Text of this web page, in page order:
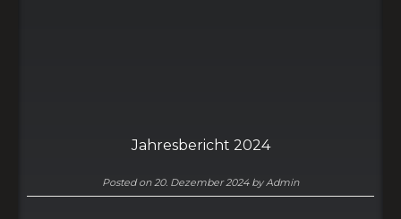
Jahresbericht 2024
Posted on 20. Dezember 2024by Admin